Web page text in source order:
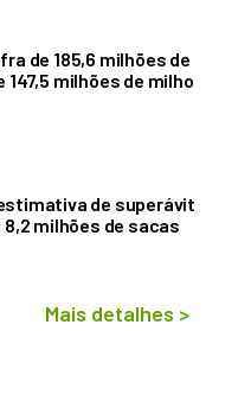
de 185,6 milhões de
milhões de milho
de superávit
milhões de sacas
Mais detalhes >